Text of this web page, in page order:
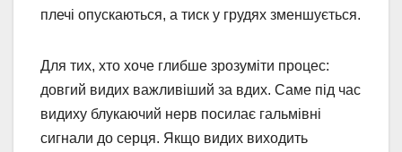
плечі опускаються, а тиск у грудях зменшується.
Для тих, хто хоче глибше зрозуміти процес:
довгий видих важливіший за вдих. Саме під час
видиху блукаючий нерв посилає гальмівні
сигнали до серця. Якщо видих виходить